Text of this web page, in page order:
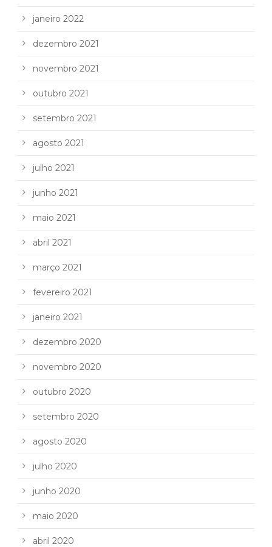
janeiro 2022
dezembro 2021
novembro 2021
outubro 2021
setembro 2021
agosto 2021
julho 2021
junho 2021
maio 2021
abril 2021
março 2021
fevereiro 2021
janeiro 2021
dezembro 2020
novembro 2020
outubro 2020
setembro 2020
agosto 2020
julho 2020
junho 2020
maio 2020
abril 2020